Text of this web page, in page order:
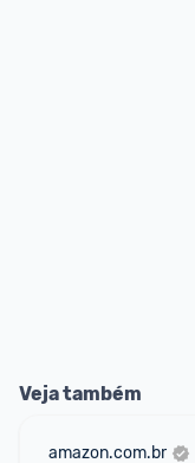
Veja também
amazon.com.br